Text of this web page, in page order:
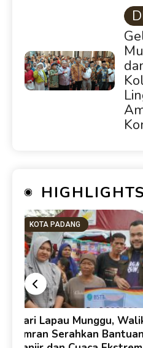
HIGHLIGHTS
KOTA PADANG
Dari Lapau Munggu,
Amran Serahkan